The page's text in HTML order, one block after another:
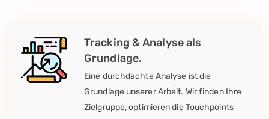
Tracking & Analyse als
Grundlage.
Eine durchdachte Analyse ist die
Grundlage unserer Arbeit. Wir finden Ihre
Zielgruppe, optimieren die Touchpoints